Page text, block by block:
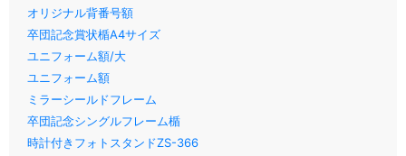
オリジナル背番号額
卒団記念賞状楯A4サイズ
ユニフォーム額/大
ユニフォーム額
ミラーシールドフレーム
卒団記念シングルフレーム楯
時計付きフォトスタンドZS-366